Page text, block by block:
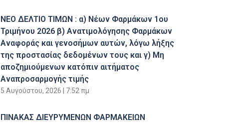
ΝΕΟ ΔΕΛΤΙΟ ΤΙΜΩΝ : α) Νέων Φαρμάκων 1ου
Τριμήνου 2026 β) Ανατιμολόγησης Φαρμάκων
Αναφοράς και γενοσήμων αυτών, λόγω λήξης
της προστασίας δεδομένων τους και γ) Μη
αποζημιούμενων κατόπιν αιτήματος
Αναπροσαρμογής τιμής
5 Αυγούστου, 2026 7:52 πμ
ΠΙΝΑΚΑΣ ΔΙΕΥΡΥΜΕΝΩΝ ΦΑΡΜΑΚΕΙΩΝ